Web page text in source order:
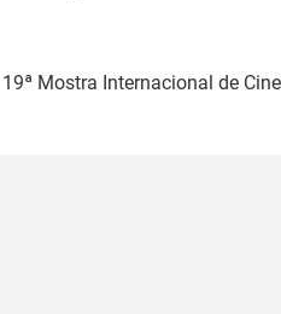
Mostra Internacional de